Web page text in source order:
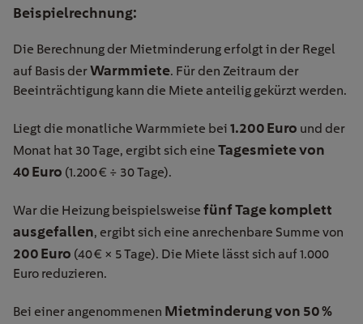
Beispielrechnung:
Die Berechnung der Mietminderung erfolgt in der Regel
auf Basis derWarmmiete. Für den Zeitraum der
Beeinträchtigung kann die Miete anteilig gekürzt werden.
Liegt die monatliche Warmmiete bei 1.200 Euro und der
Monat hat 30 Tage, ergibt sich eine Tagesmiete von
40 Euro (1.200 € ÷ 30 Tage).
War die Heizung beispielsweise fünf Tage komplett
ausgefallen, ergibt sich eine anrechenbare Summe von
200 Euro (40 € × 5 Tage). Die Miete lässt sich auf 1.000
Euro reduzieren.
Bei einer angenommenen Mietminderung von 50 %